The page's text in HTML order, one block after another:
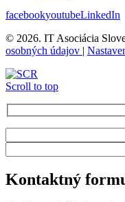
facebookyoutubeLinkedIn
© 2026. IT Asociácia
osobných údajov |
Scroll to top
Kontaktný